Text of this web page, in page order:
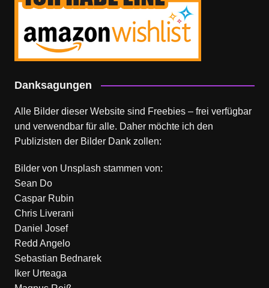
Danksagungen
Alle Bilder dieser Website sind Freebies – frei verfügbar
und verwendbar für alle. Daher möchte ich den
Publizisten der Bilder Dank zollen:
Bilder von Unsplash stammen von:
Sean Do
Caspar Rubin
Chris Liverani
Daniel Josef
Redd Angelo
Sebastian Bednarek
Iker Urteaga